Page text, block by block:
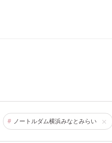
# ノートルダム横浜みなとみらい